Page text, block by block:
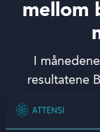
mellom
I
resultatene